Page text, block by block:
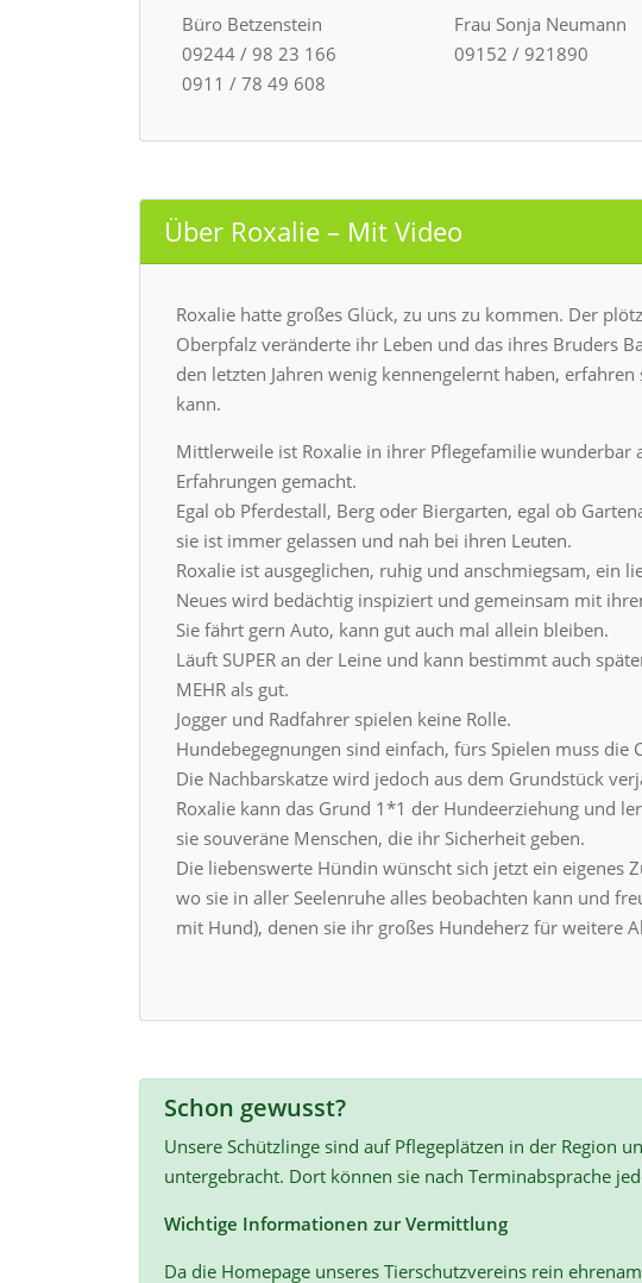
Büro Betzenstein
09244 / 98 23 166
0911 / 78 49 608
Frau Sonja Neumann
09152 / 921890
Über Roxalie – Mit Video
Roxalie hatte großes Glück, zu uns zu kommen. Der
Oberpfalz veränderte ihr Leben und das ihres Bruders
den letzten Jahren wenig kennengelernt haben,
kann.
Mittlerweile ist Roxalie in ihrer Pflegefamilie wunderbar
Erfahrungen gemacht.
Egal ob Pferdestall, Berg oder Biergarten, egal ob
sie ist immer gelassen und nah bei ihren Leuten.
Roxalie ist ausgeglichen, ruhig und anschmiegsam, ein
Neues wird bedächtig inspiziert und gemeinsam mit
Sie fährt gern Auto, kann gut auch mal allein bleiben.
Läuft SUPER an der Leine und kann bestimmt auch
MEHR als gut.
Jogger und Radfahrer spielen keine Rolle.
Hundebegegnungen sind einfach, fürs Spielen muss die
Die Nachbarskatze wird jedoch aus dem Grundstück
Roxalie kann das Grund 1*1 der Hundeerziehung und
sie souveräne Menschen, die ihr Sicherheit geben.
Die liebenswerte Hündin wünscht sich jetzt ein eigenes
wo sie in aller Seelenruhe alles beobachten kann und
mit Hund), denen sie ihr großes Hundeherz für weitere
Schon gewusst?
Unsere Schützlinge sind auf Pflegeplätzen in der Region
untergebracht. Dort können sie nach Terminabsprache
Wichtige Informationen zur Vermittlung
Da die Homepage unseres Tierschutzvereins rein